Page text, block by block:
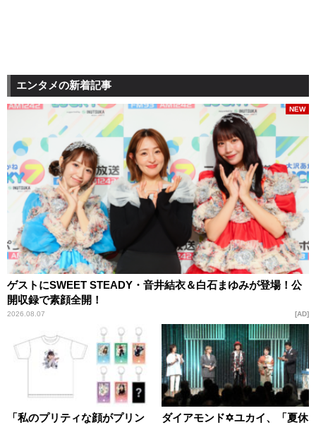
エンタメの新着記事
ゲストにSWEET STEADY・音井結衣＆白石まゆみが登場！公
開収録で素顔全開！
2026.08.07
NEW
AD
「私のプリティな顔がプリン
ダイアモンド✡ユカイ、「夏休